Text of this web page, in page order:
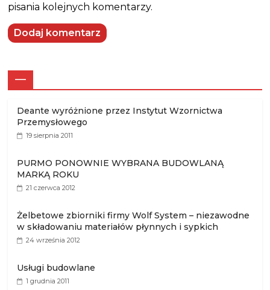
pisania kolejnych komentarzy.
—
Deante wyróżnione przez Instytut Wzornictwa
Przemysłowego
19 sierpnia 2011
PURMO PONOWNIE WYBRANA BUDOWLANĄ
MARKĄ ROKU
21 czerwca 2012
Żelbetowe zbiorniki firmy Wolf System – niezawodne
w składowaniu materiałów płynnych i sypkich
24 września 2012
Usługi budowlane
1 grudnia 2011